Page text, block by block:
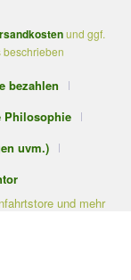
und ggf.
beschrieben
bezahlen
Philosophie
uvm.)
und mehr